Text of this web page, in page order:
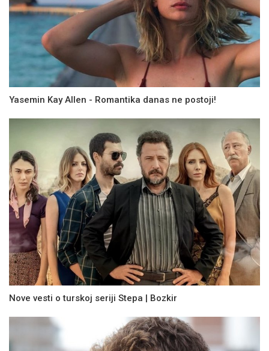
Yasemin Kay Allen - Romantika danas ne postoji!
Nove vesti o turskoj seriji Stepa | Bozkir